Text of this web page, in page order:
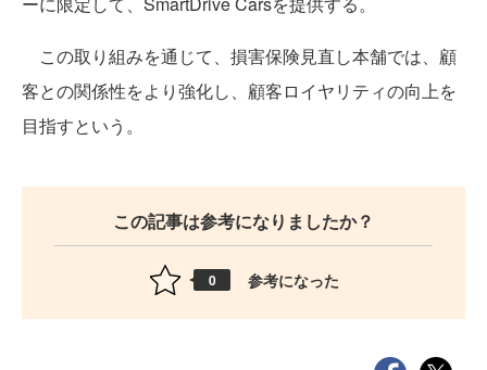
この取り組みを通じて、損害保険見直し本舗では、顧
客との関係性をより強化し、顧客ロイヤリティの向上を
目指すという。
この記事は参考になりましたか？
0 参考になった